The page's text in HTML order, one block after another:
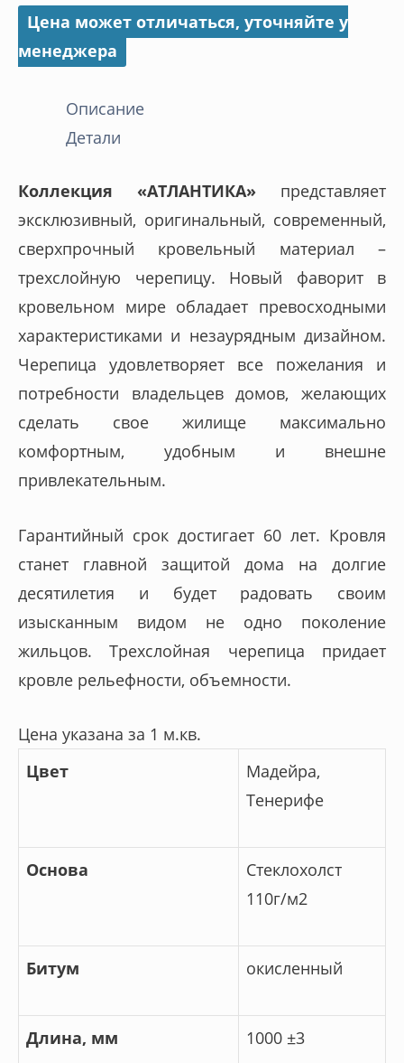
Цена может отличаться, уточняйте у
менеджера
Описание
Детали
Коллекция «АТЛАНТИКА» представляет
эксклюзивный, оригинальный, современный,
сверхпрочный кровельный материал –
трехслойную черепицу. Новый фаворит в
кровельном мире обладает превосходными
характеристиками и незаурядным дизайном.
Черепица удовлетворяет все пожелания и
потребности владельцев домов, желающих
сделать свое жилище максимально
комфортным, удобным и внешне
привлекательным.
Гарантийный срок достигает 60 лет. Кровля
станет главной защитой дома на долгие
десятилетия и будет радовать своим
изысканным видом не одно поколение
жильцов. Трехслойная черепица придает
кровле рельефности, объемности.
Цена указана за 1 м.кв.
Цвет
Мадейра,
Тенерифе
Основа
Стеклохолст
110г/м2
Битум окисленный
Длина, мм 1000 ±3